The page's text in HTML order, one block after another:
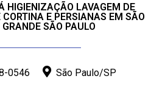
HIGIENIZAÇÃO LAVAGEM DE
E PERSIANAS EM SÃO
GRANDE SÃO PAULO
0546 São Paulo/SP